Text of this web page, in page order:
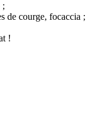
;
de courge, focaccia ;
!